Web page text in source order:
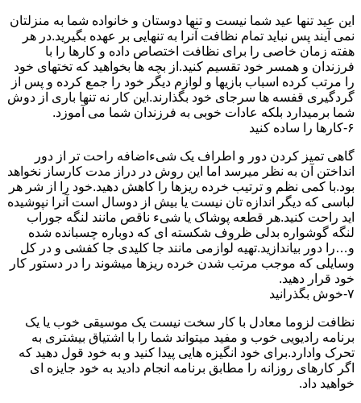
این عید تنها عید شما نیست و تنها دوستان و خانواده شما به منزلتان
نمی آیند پس نباید تمام نظافت آنرا به تنهایی بر عهده بگیرید.در هر
هفته زمان خاصی را برای نظافت اختصاص داده و کارها را با
فرزندان و همسر خود تقسیم کنید.از بچه ها بخواهید که تختهای خود
را مرتب کرده اسباب بازیها و لوازم دیگر خود را جمع کرده و پس از
گردگیری قفسه ها سرجای خود بگذارند.این کار نه تنها باری از دوش
شما برمیدارد بلکه عادات خوبی به فرزندان شما می آموزد.
۶-کارها را ساده کنید
گاهی تمیز کردن دور و اطراف یک شیءاضافه راحت تر از دور
انداختن آن به نظر میرسد اما این روش در دراز مدت کارساز نخواهد
بود.با کمی نظم و ترتیب خرده ریزها را کاهش دهید.خود را از شر هر
لباسی که دیگر اندازه تان نیست یا بیش از دوسال است آنرا نپوشیده
اید راحت کنید.هر قطعه پوشاک یا شیء ناقص مانند لنگه جوراب
لنگه گوشواره بدلی ظروف شکسته ای که دوباره چسبانده شده
و…را دور بیاندازید.تهیه لوازمی مانند جا کلیدی جا کفشی و در کل
وسایلی که موجب مرتب شدن خرده ریزها میشوند را در دستور کار
خود قرار دهید.
۷-خوش بگذرانید
نظافت لزوما معادل با کار سخت نیست یک موسیقی خوب یا یک
برنامه رادیویی خوب و مفید میتواند شما را با اشتیاق بیشتری به
تحرک وادارد.برای خود انگیزه هایی پیدا کنید و به خود قول دهید که
اگر کارهای روزانه را مطابق برنامه انجام دادید به خود جایزه ای
خواهید داد.